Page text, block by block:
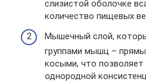
слизистой оболочке
количество пищевых
Мышечный слой,
группами мышц –
косыми, что
однородной